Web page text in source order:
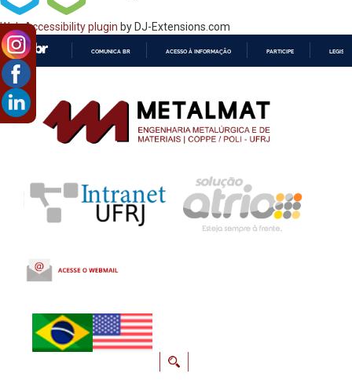
Web Accessibility plugin by DJ-Extensions.com
CONTEÚDO
COMUNICA BR ACESSO À INFORMAÇÃO PARTICIPE